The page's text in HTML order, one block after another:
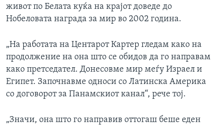
живот по Белата куќа на крајот доведе до
Нобеловата награда за мир во 2002 година.
„На работата на Центарот Картер гледам како на
продолжение на она што се обидов да го направам
како претседател. Донесовме мир меѓу Израел и
Египет. Започнавме односи со Латинска Америка
со договорот за Панамскиот канал“, рече тој.
„Значи, она што го направив оттогаш беше еден